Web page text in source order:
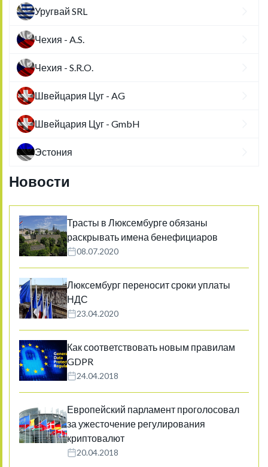
Уругвай SRL
Чехия - A.S.
Чехия - S.R.O.
Швейцария Цуг - AG
Швейцария Цуг - GmbH
Эстония
Новости
Трасты в Люксембурге обязаны
раскрывать имена бенефициаров
08.07.2020
Люксембург переносит сроки уплаты
НДС
23.04.2020
Как соответствовать новым правилам
GDPR
24.04.2018
Европейский парламент проголосовал
за ужесточение регулирования
криптовалют
20.04.2018